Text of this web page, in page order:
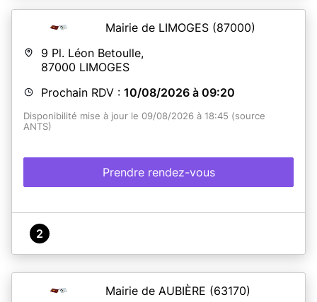
Mairie de LIMOGES (87000)
9 Pl. Léon Betoulle,
87000 LIMOGES
Prochain RDV : 10/08/2026 à 09:20
Disponibilité mise à jour le 09/08/2026 à 18:45 (source
ANTS)
Prendre rendez-vous
2
Mairie de AUBIÈRE (63170)